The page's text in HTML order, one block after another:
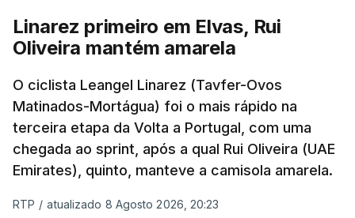
Linarez primeiro em Elvas, Rui
Oliveira mantém amarela
O ciclista Leangel Linarez (Tavfer-Ovos
Matinados-Mortágua) foi o mais rápido na
terceira etapa da Volta a Portugal, com uma
chegada ao sprint, após a qual Rui Oliveira (UAE
Emirates), quinto, manteve a camisola amarela.
RTP / atualizado 8 Agosto 2026, 20:23